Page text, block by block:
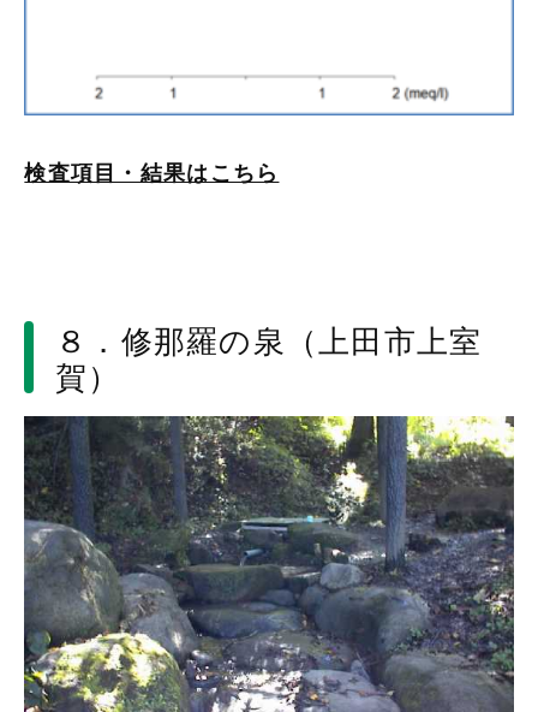
検査項目・結果はこちら
８．修那羅の泉（上田市上室
賀）